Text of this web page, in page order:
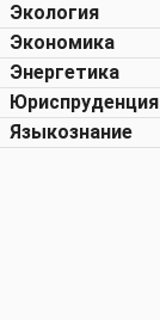
Экология
Экономика
Энергетика
Юриспруденция
Языкознание